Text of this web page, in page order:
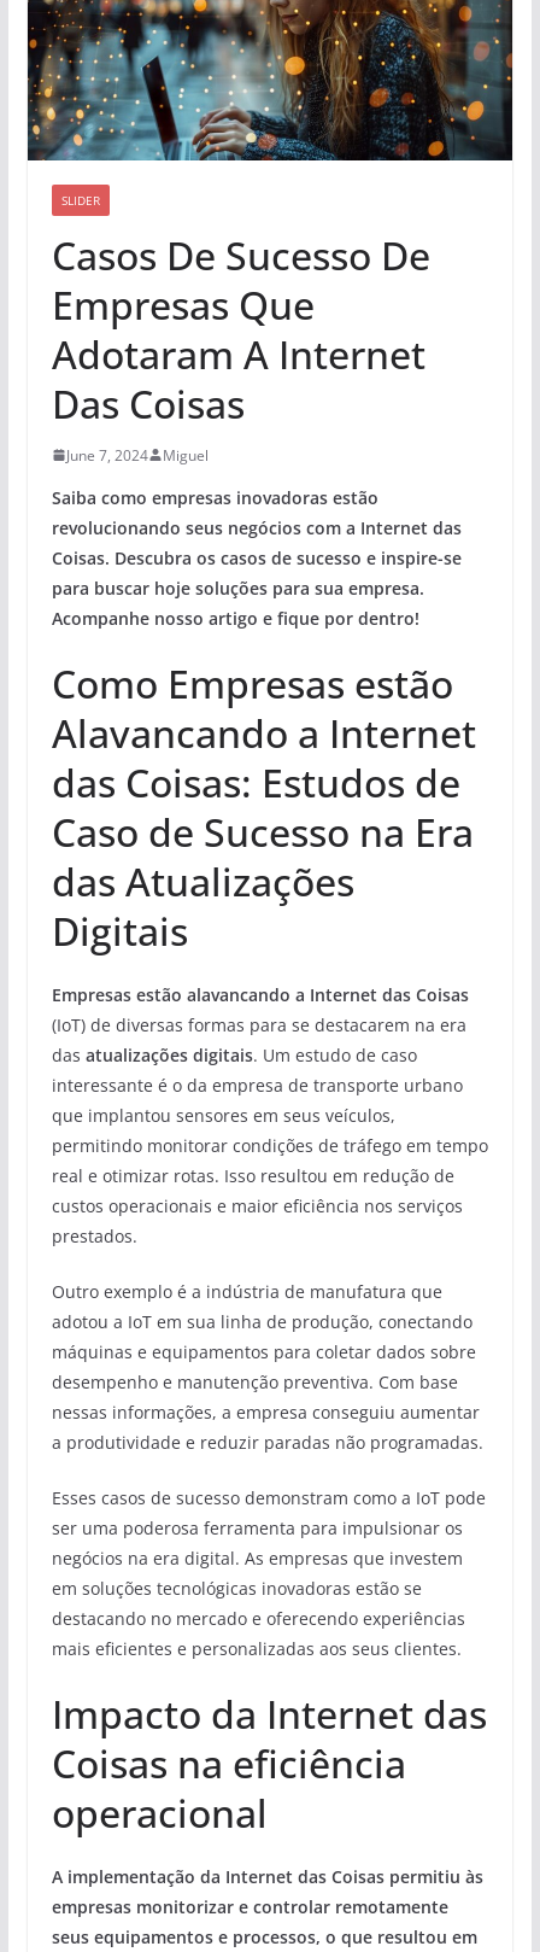
SLIDER
Casos De Sucesso De
Empresas Que
Adotaram A Internet
Das Coisas
June 7, 2024 Miguel
Saiba como empresas inovadoras estão
revolucionando seus negócios com a Internet das
Coisas. Descubra os casos de sucesso e inspire-se
para buscar hoje soluçõespara sua empresa.
Acompanhe nosso artigo e fique por dentro!
Como Empresas estão
Alavancando a Internet
das Coisas: Estudos de
Caso de Sucesso na Era
das Atualizações
Digitais
Empresas estão alavancando a Internet das Coisas
(IoT) de diversas formas para se destacarem na era
das atualizações digitais. Um estudo de caso
interessante é o da empresa de transporte urbano
que implantou sensores em seus veículos,
permitindo monitorar condições de tráfego em tempo
real e otimizar rotas. Isso resultou em redução de
custos operacionais e maior eficiência nos serviços
prestados.
Outro exemplo é a indústria de manufatura que
adotou a IoT em sua linha de produção, conectando
máquinas e equipamentos para coletar dados sobre
desempenho e manutenção preventiva. Com base
nessas informações, a empresa conseguiu aumentar
a produtividade e reduzir paradas não programadas.
Esses casos de sucesso demonstram como a IoT pode
ser uma poderosa ferramenta para impulsionar os
negócios na era digital. As empresas que investem
em soluções tecnológicas inovadoras estão se
destacando no mercado e oferecendo experiências
mais eficientes e personalizadas aos seus clientes.
Impacto da Internet das
Coisas na eficiência
operacional
A implementação da Internet das Coisas permitiu às
empresas monitorizar e controlar remotamente
seus equipamentos e processos, o que resultou em